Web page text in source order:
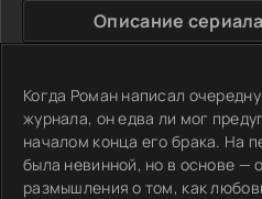
Описание
Когда Роман написал
журнала, он едва ли мог
началом конца его брака. На
была невинной, но в основе —
размышления о том, как